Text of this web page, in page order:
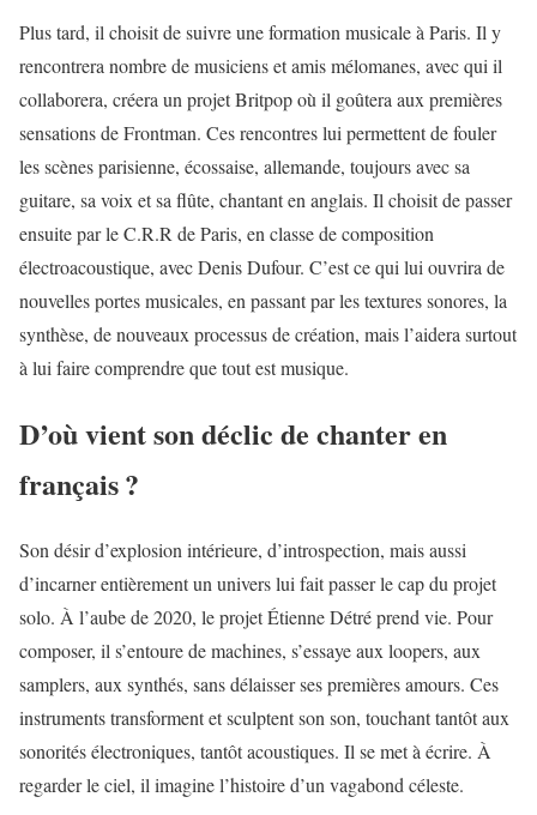
Plus tard, il choisit de suivre une formation musicale à Paris. Il y
rencontrera nombre de musiciens et amis mélomanes, avec qui il
collaborera, créera un projet Britpop où il goûtera aux premières
sensations de Frontman. Ces rencontres lui permettent de fouler
les scènes parisienne, écossaise, allemande, toujours avec sa
guitare, sa voix et sa flûte, chantant en anglais. Il choisit de passer
ensuite par le C.R.R de Paris, en classe de composition
électroacoustique, avec Denis Dufour. C’est ce qui lui ouvrira de
nouvelles portes musicales, en passant par les textures sonores, la
synthèse, de nouveaux processus de création, mais l’aidera surtout
à lui faire comprendre que tout est musique.
D’où vient son déclic de chanter en
français ?
Son désir d’explosion intérieure, d’introspection, mais aussi
d’incarner entièrement un univers lui fait passer le cap du projet
solo. À l’aube de 2020, le projet Étienne Détré prend vie. Pour
composer, il s’entoure de machines, s’essaye aux loopers, aux
samplers, aux synthés, sans délaisser ses premières amours. Ces
instruments transforment et sculptent son son, touchant tantôt aux
sonorités électroniques, tantôt acoustiques. Il se met à écrire. À
regarder le ciel, il imagine l’histoire d’un vagabond céleste.